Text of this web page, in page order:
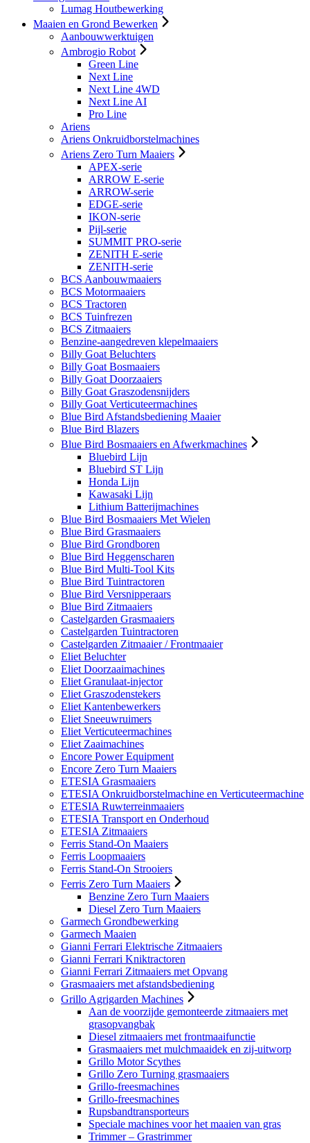
Lumag Houtbewerking
Maaien en Grond Bewerken
Aanbouwwerktuigen
Ambrogio Robot
Green Line
Next Line
Next Line 4WD
Next Line AI
Pro Line
Ariens
Ariens Onkruidborstelmachines
Ariens Zero Turn Maaiers
APEX-serie
ARROW E-serie
ARROW-serie
EDGE-serie
IKON-serie
Pijl-serie
SUMMIT PRO-serie
ZENITH E-serie
ZENITH-serie
BCS Aanbouwmaaiers
BCS Motormaaiers
BCS Tractoren
BCS Tuinfrezen
BCS Zitmaaiers
Benzine-aangedreven klepelmaaiers
Billy Goat Beluchters
Billy Goat Bosmaaiers
Billy Goat Doorzaaiers
Billy Goat Graszodensnijders
Billy Goat Verticuteermachines
Blue Bird Afstandsbediening Maaier
Blue Bird Blazers
Blue Bird Bosmaaiers en Afwerkmachines
Bluebird Lijn
Bluebird ST Lijn
Honda Lijn
Kawasaki Lijn
Lithium Batterijmachines
Blue Bird Bosmaaiers Met Wielen
Blue Bird Grasmaaiers
Blue Bird Grondboren
Blue Bird Heggenscharen
Blue Bird Multi-Tool Kits
Blue Bird Tuintractoren
Blue Bird Versnipperaars
Blue Bird Zitmaaiers
Castelgarden Grasmaaiers
Castelgarden Tuintractoren
Castelgarden Zitmaaier / Frontmaaier
Eliet Beluchter
Eliet Doorzaaimachines
Eliet Granulaat-injector
Eliet Graszodenstekers
Eliet Kantenbewerkers
Eliet Sneeuwruimers
Eliet Verticuteermachines
Eliet Zaaimachines
Encore Power Equipment
Encore Zero Turn Maaiers
ETESIA Grasmaaiers
ETESIA Onkruidborstelmachine en Verticuteermachine
ETESIA Ruwterreinmaaiers
ETESIA Transport en Onderhoud
ETESIA Zitmaaiers
Ferris Stand-On Maaiers
Ferris Loopmaaiers
Ferris Stand-On Strooiers
Ferris Zero Turn Maaiers
Benzine Zero Turn Maaiers
Diesel Zero Turn Maaiers
Garmech Grondbewerking
Garmech Maaien
Gianni Ferrari Elektrische Zitmaaiers
Gianni Ferrari Kniktractoren
Gianni Ferrari Zitmaaiers met Opvang
Grasmaaiers met afstandsbediening
Grillo Agrigarden Machines
Aan de voorzijde gemonteerde zitmaaiers met
grasopvangbak
Diesel zitmaaiers met frontmaaifunctie
Grasmaaiers met mulchmaaidek en zij-uitworp
Grillo Motor Scythes
Grillo Zero Turning grasmaaiers
Grillo-freesmachines
Grillo-freesmachines
Rupsbandtransporteurs
Speciale machines voor het maaien van gras
Trimmer – Grastrimmer